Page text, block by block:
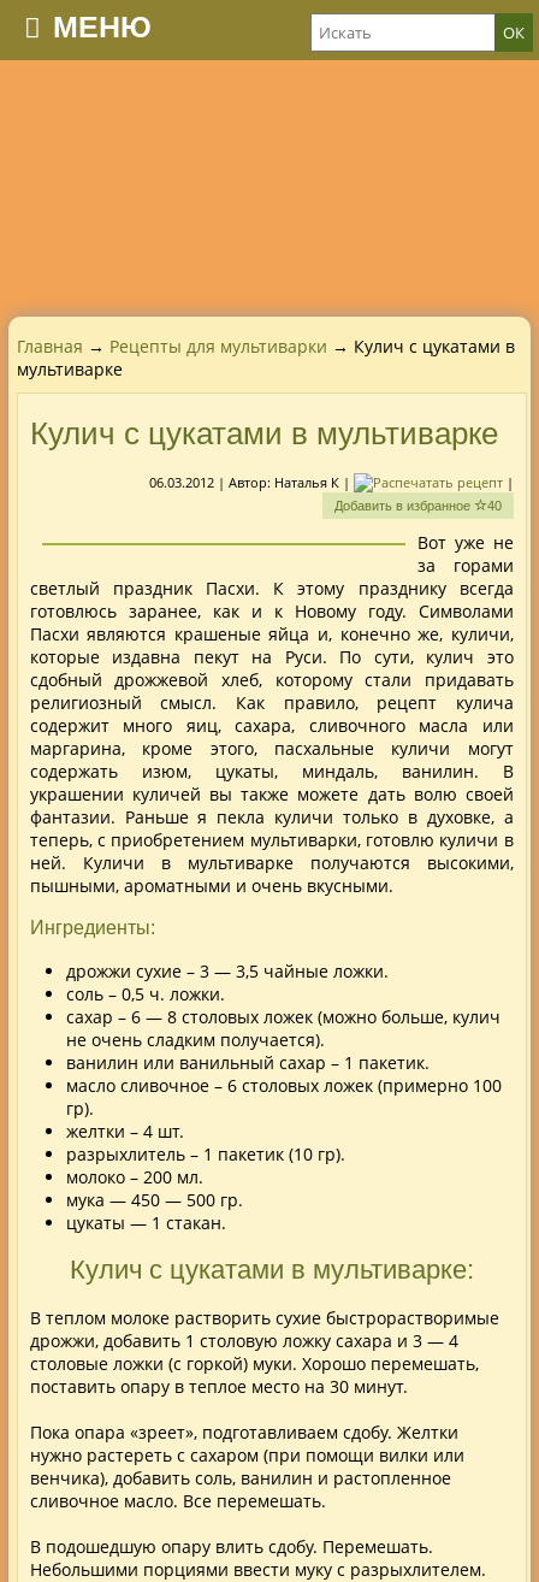
МЕНЮ
Главная → Рецепты для мультиварки → Кулич с цукатами в
мультиварке
Кулич с цукатами в мультиварке
06.03.2012 | Автор: Наталья К| |
Добавить в избранное 40
Вот уже не
за горами
светлый праздник Пасхи. К этому празднику всегда
готовлюсь заранее, как и к Новому году. Символами
Пасхи являются крашеные яйца и, конечно же, куличи,
которые издавна пекут на Руси. По сути, кулич это
сдобный дрожжевой хлеб, которому стали придавать
религиозный смысл. Как правило, рецепт кулича
содержит много яиц, сахара, сливочного масла или
маргарина, кроме этого, пасхальные куличи могут
содержать изюм, цукаты, миндаль, ванилин. В
украшении куличей вы также можете дать волю своей
фантазии. Раньше я пекла куличи только в духовке, а
теперь, с приобретением мультиварки, готовлю куличи в
ней. Куличи в мультиварке получаются высокими,
пышными, ароматными и очень вкусными.
Ингредиенты:
дрожжи сухие – 3 — 3,5 чайные ложки.
соль – 0,5 ч. ложки.
сахар – 6 — 8 столовых ложек (можно больше, кулич
не очень сладким получается).
ванилин или ванильный сахар – 1 пакетик.
масло сливочное – 6 столовых ложек (примерно 100
гр).
желтки – 4 шт.
разрыхлитель – 1 пакетик (10 гр).
молоко – 200 мл.
мука — 450 — 500 гр.
цукаты — 1 стакан.
Кулич с цукатами в мультиварке:
В теплом молоке растворить сухие быстрорастворимые
дрожжи, добавить 1 столовую ложку сахара и 3 — 4
столовые ложки (с горкой) муки. Хорошо перемешать,
поставить опарув теплое место на 30 минут.
Пока опара «зреет», подготавливаем сдобу. Желтки
нужно растереть с сахаром (при помощи вилки или
венчика), добавить соль, ванилин и растопленное
сливочное масло. Все перемешать.
В подошедшую опару влить сдобу. Перемешать.
Небольшими порциями ввести муку с разрыхлителем.